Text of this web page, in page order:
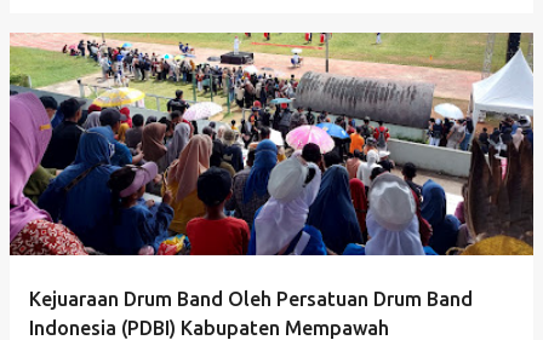
Kejuaraan Drum Band Oleh Persatuan Drum Band
Indonesia (PDBI) Kabupaten Mempawah